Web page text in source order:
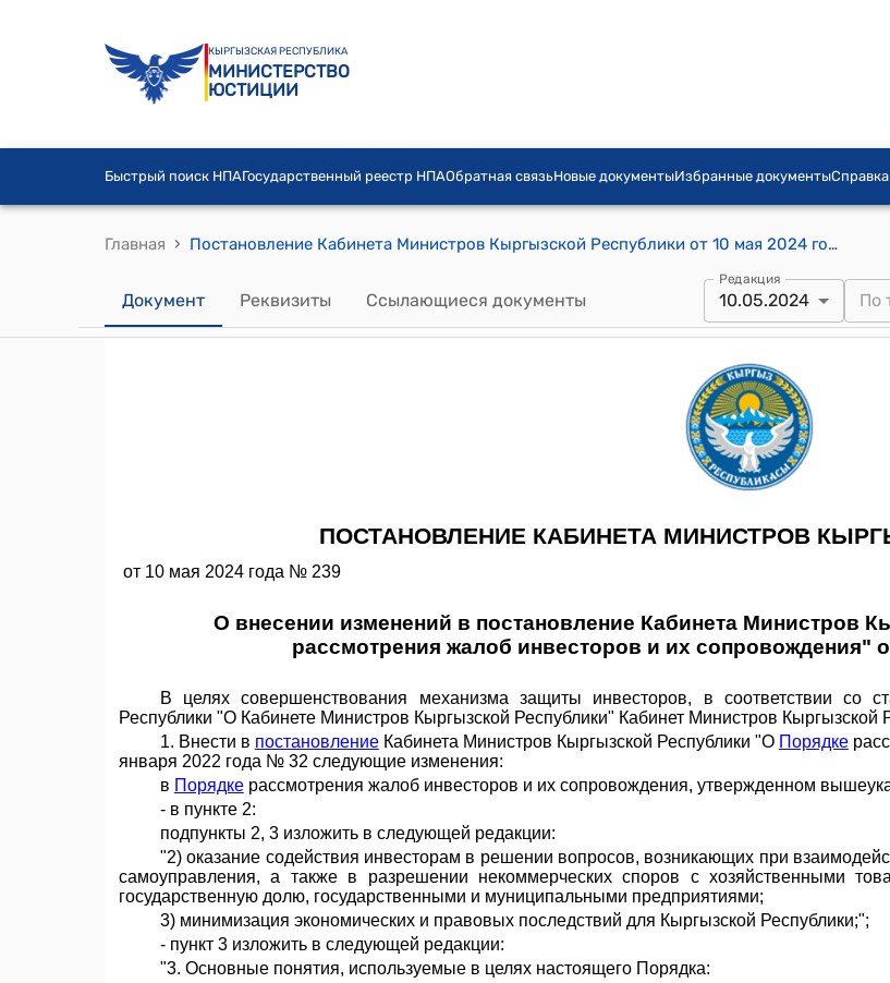
КЫРГЫЗСКАЯ РЕСПУБЛИКА
МИНИСТЕРСТВО
ЮСТИЦИИ
Быстрый поиск НПАГосударственный реестр НПАОбратная связьНовые документыИзбранные документыСправка
Главная › Постановление Кабинета Министров Кыргызской Республики от 10 мая 2024 года № 239 "О внесении изменений в постановление Кабинета Министров Кыргызской Республики "О Порядке рассмотрения жалоб инвесторов и их сопровождения" от 28 января 2022 года № 32"
Документ Реквизиты Ссылающиеся документы
Редакция
10.05.2024